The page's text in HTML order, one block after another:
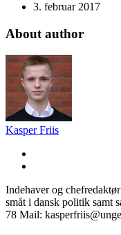
3. februar 2017
About author
Kasper Friis
Indehaver og
småt i dansk politik samt
78 Mail: